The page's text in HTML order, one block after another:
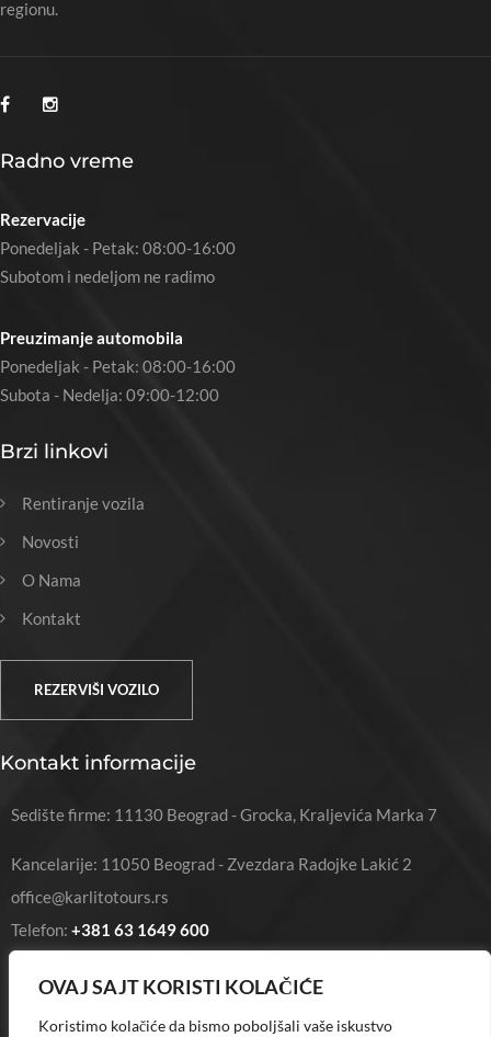
OVAJ SAJT KORISTI KOLAČIĆE
Koristimo kolačiće da bismo poboljšali vaše iskustvo
regionu.
Radno vreme
Rezervacije
Ponedeljak - Petak: 08:00-16:00
Subotom i nedeljom ne radimo
Preuzimanje automobila
Ponedeljak - Petak: 08:00-16:00
Subota - Nedelja: 09:00-12:00
Brzi linkovi
Rentiranje vozila
Novosti
O Nama
Kontakt
REZERVIŠI VOZILO
Kontakt informacije
Sedište firme: 11130 Beograd - Grocka, Kraljevića Marka 7
Kancelarije: 11050 Beograd - Zvezdara Radojke Lakić 2
office@karlitotours.rs
Telefon: +381 63 1649 600
Telefon: +381 65 6565 657